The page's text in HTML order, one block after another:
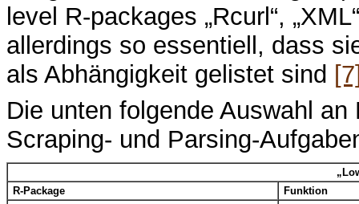
level R-packages „Rcurl“,
allerdings so essentiell, dass
als Abhängigkeit gelistet sind
Die unten folgende Auswahl
Scraping- und Parsing-
R-Package
Funktion